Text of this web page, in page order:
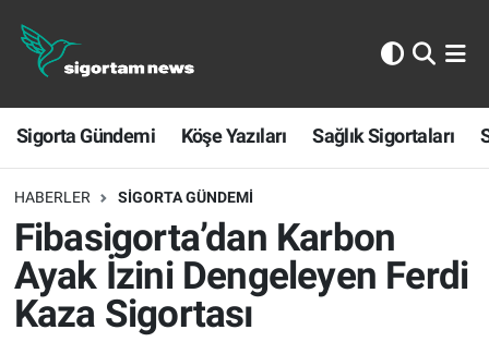
Sigorta Gündemi Köşe Yazıları Sağlık Sigortaları
HABERLER SIGORTA GÜNDEMI
Fibasigorta’dan Karbon
Ayak İzini Dengeleyen Ferdi
Kaza Sigortası
Sigorta Gündemi
Köşe Yazıları
Sağlık Sigortaları
Sporun Sigortası
Ekonomi